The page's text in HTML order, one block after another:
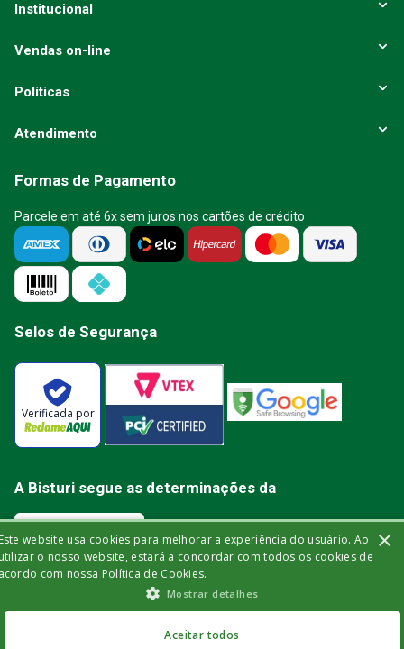
47,40no Pix
R$49,90 em até
Institucional
Vendas on-line
Políticas
Atendimento
Formas de Pagamento
Parcele em até 6x sem juros nos cartões de crédito
Selos de Segurança
Verificada por
A Bisturi segue as determinações da
Bisturi Distribuidora de Material Hospitalar Ltda | Rua Miguel de Frias, 150 -
loja | Icaraí | Niterói - Rio de Janeiro | CEP: 24.220-003 | CNPJ: 32.561.144/0001-
03 | Insc. Est.: 84.147.982 | Telefone: (21) 2606-1709. © 2021 bisturi.com.br.
devem ser utilizadas para automedicação e não substituem, de forma
×
website usa cookies para melhorar a experiência do usuário. Ao
o nosso website, estará a concordar com todos os cookies de
com nossa Política de Cookies.
Mostrar detalhes
Aceitar todos